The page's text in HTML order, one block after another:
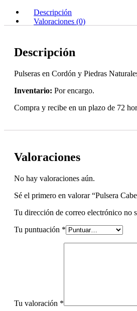
Descripción
Valoraciones (0)
Descripción
Pulseras en Cordón y Piedras
Inventario: Por encargo.
Compra y recibe en un plazo de 72
Valoraciones
No hay valoraciones aún.
Sé el primero en valorar “Pulsera
Tu dirección de correo electrónico no
Tu puntuación *
Tu valoración *